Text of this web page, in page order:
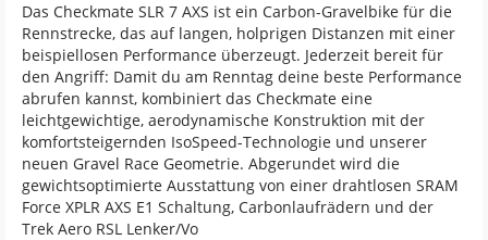
Das Checkmate SLR 7 AXS ist ein Carbon-Gravelbike für die
Rennstrecke, das auf langen, holprigen Distanzen mit einer
beispiellosen Performance überzeugt. Jederzeit bereit für
den Angriff: Damit du am Renntag deine beste Performance
abrufen kannst, kombiniert das Checkmate eine
leichtgewichtige, aerodynamische Konstruktion mit der
komfortsteigernden IsoSpeed-Technologie und unserer
neuen Gravel Race Geometrie. Abgerundet wird die
gewichtsoptimierte Ausstattung von einer drahtlosen SRAM
Force XPLR AXS E1 Schaltung, Carbonlaufrädern und der
Trek Aero RSL Lenker/Vo